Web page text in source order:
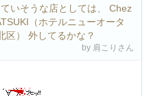
いそうな店としては、 Chez
（ホテルニューオータ
区） 外してるかな？
by 肩こりさん